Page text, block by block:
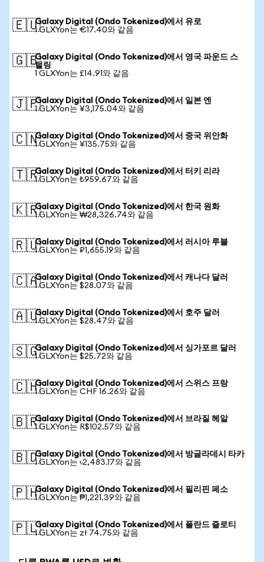
🇪🇺Galaxy Digital (Ondo Tokenized)에서 유로
1 GLXYon는 €17.40와 같음
🇬🇧Galaxy Digital (Ondo Tokenized)에서 영국 파운드 스
털링
1 GLXYon는 £14.91와 같음
🇯🇵Galaxy Digital (Ondo Tokenized)에서 일본 엔
1 GLXYon는 ¥3,175.04와 같음
🇨🇳Galaxy Digital (Ondo Tokenized)에서 중국 위안화
1 GLXYon는 ¥135.75와 같음
🇹🇷Galaxy Digital (Ondo Tokenized)에서 터키 리라
1 GLXYon는 ₺959.67와 같음
🇰🇷Galaxy Digital (Ondo Tokenized)에서 한국 원화
1 GLXYon는 ₩28,326.74와 같음
🇷🇺Galaxy Digital (Ondo Tokenized)에서 러시아 루블
1 GLXYon는 ₽1,655.19와 같음
🇨🇦Galaxy Digital (Ondo Tokenized)에서 캐나다 달러
1 GLXYon는 $28.07와 같음
🇦🇺Galaxy Digital (Ondo Tokenized)에서 호주 달러
1 GLXYon는 $28.47와 같음
🇸🇬Galaxy Digital (Ondo Tokenized)에서 싱가포르 달러
1 GLXYon는 $25.72와 같음
🇨🇭Galaxy Digital (Ondo Tokenized)에서 스위스 프랑
1 GLXYon는 CHF 16.26와 같음
🇧🇷Galaxy Digital (Ondo Tokenized)에서 브라질 헤알
1 GLXYon는 R$102.57와 같음
🇧🇩Galaxy Digital (Ondo Tokenized)에서 방글라데시 타카
1 GLXYon는 ৳2,483.17와 같음
🇵🇭Galaxy Digital (Ondo Tokenized)에서 필리핀 페소
1 GLXYon는 ₱1,221.39와 같음
🇵🇱Galaxy Digital (Ondo Tokenized)에서 폴란드 즐로티
1 GLXYon는 zł 74.75와 같음